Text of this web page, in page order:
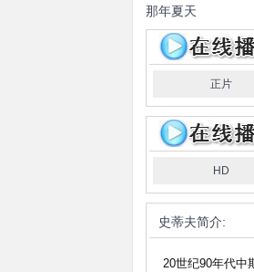
那年夏天
李炳宪 秀爱 李世恩
正片
HD
史蒂夫简介:
20世纪90年代中